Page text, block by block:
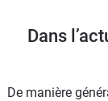
Dans
De manière